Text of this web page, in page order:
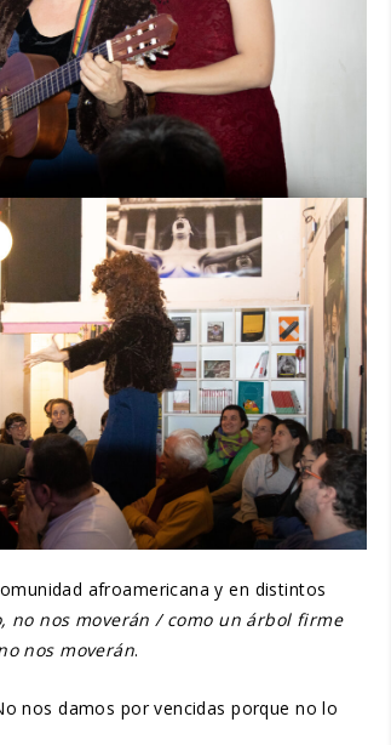
afroamericana y en distintos
no nos moverán / como un árbol firme
nos moverán.
nos damos por vencidas porque no lo